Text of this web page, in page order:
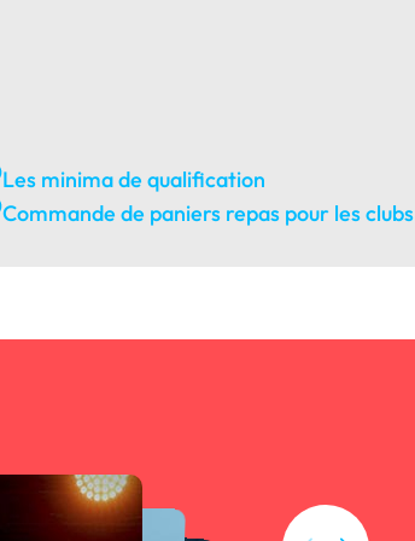
Les minima de qualification
Commande de paniers repas pour les clubs